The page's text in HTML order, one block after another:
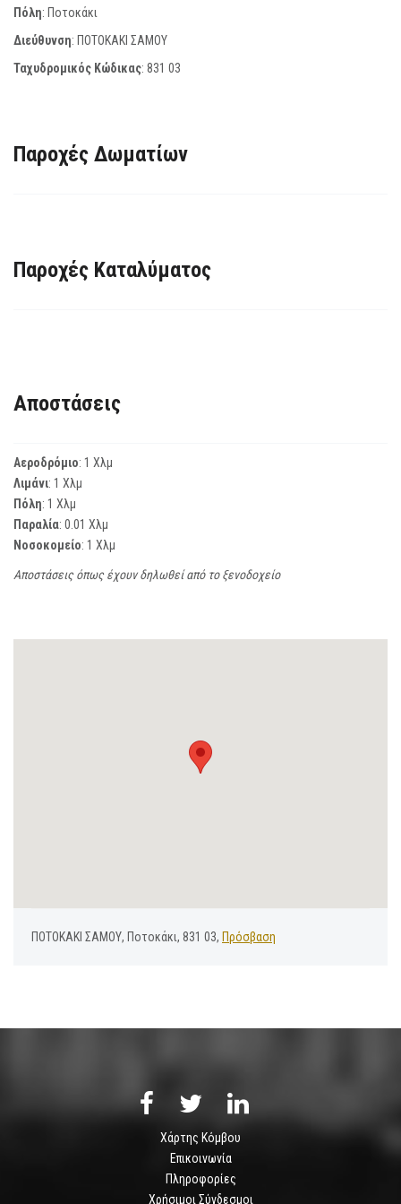
Πόλη: Ποτοκάκι
Διεύθυνση: ΠΟΤΟΚΑΚΙ ΣΑΜΟΥ
Ταχυδρομικός Κώδικας: 831 03
Παροχές Δωματίων
Παροχές Καταλύματος
Αποστάσεις
Αεροδρόμιο: 1 Χλμ
Λιμάνι: 1 Χλμ
Πόλη: 1 Χλμ
Παραλία: 0.01 Χλμ
Νοσοκομείο: 1 Χλμ
Αποστάσεις όπως έχουν δηλωθεί από το ξενοδοχείο
ΠΟΤΟΚΑΚΙ ΣΑΜΟΥ, Ποτοκάκι, 831 03, Πρόσβαση
Χάρτης Κόμβου
Επικοινωνία
Πληροφορίες
Χρήσιμοι Σύνδεσμοι